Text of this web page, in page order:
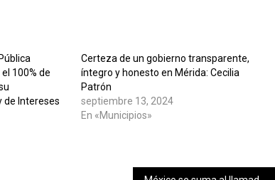
100% de
de Intereses
Certeza de un gobierno transparente,
íntegro y honesto en Mérida: Cecilia
Patrón
septiembre 13, 2024
En «Municipios»